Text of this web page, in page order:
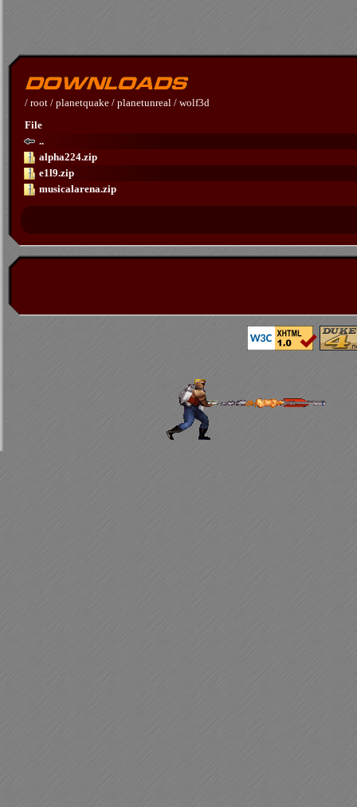
/ root / planetquake / planetunreal / wolf3d
File
..
alpha224.zip
e1l9.zip
musicalarena.zip